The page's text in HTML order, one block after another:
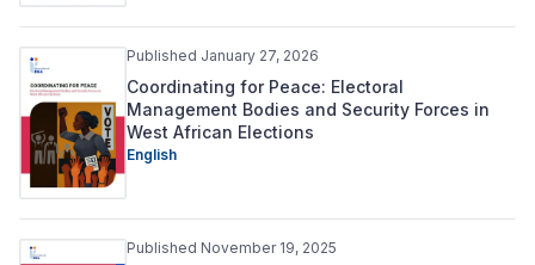
Published January 27, 2026
Coordinating for Peace: Electoral
Management Bodies and Security Forces in
West African Elections
English
Published November 19, 2025